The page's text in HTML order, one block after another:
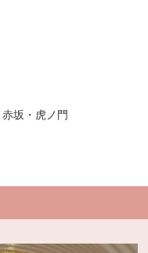
赤坂・虎ノ門